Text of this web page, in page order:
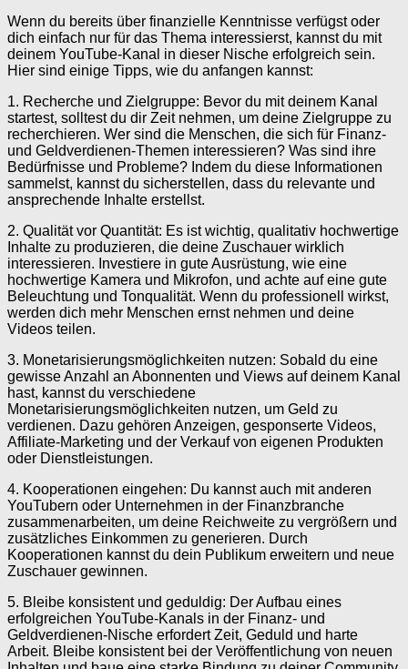
Wenn du bereits über finanzielle Kenntnisse verfügst oder
dich einfach nur für das Thema interessierst, kannst du mit
deinem YouTube-Kanal in dieser Nische erfolgreich sein.
Hier sind einige Tipps, wie du anfangen kannst:
1. Recherche und Zielgruppe: Bevor du mit deinem Kanal
startest, solltest du dir Zeit nehmen, um deine Zielgruppe zu
recherchieren. Wer sind die Menschen, die sich für Finanz-
und Geldverdienen-Themen interessieren? Was sind ihre
Bedürfnisse und Probleme? Indem du diese Informationen
sammelst, kannst du sicherstellen, dass du relevante und
ansprechende Inhalte erstellst.
2. Qualität vor Quantität: Es ist wichtig, qualitativ hochwertige
Inhalte zu produzieren, die deine Zuschauer wirklich
interessieren. Investiere in gute Ausrüstung, wie eine
hochwertige Kamera und Mikrofon, und achte auf eine gute
Beleuchtung und Tonqualität. Wenn du professionell wirkst,
werden dich mehr Menschen ernst nehmen und deine
Videos teilen.
3. Monetarisierungsmöglichkeiten nutzen: Sobald du eine
gewisse Anzahl an Abonnenten und Views auf deinem Kanal
hast, kannst du verschiedene
Monetarisierungsmöglichkeiten nutzen, um Geld zu
verdienen. Dazu gehören Anzeigen, gesponserte Videos,
Affiliate-Marketing und der Verkauf von eigenen Produkten
oder Dienstleistungen.
4. Kooperationen eingehen: Du kannst auch mit anderen
YouTubern oder Unternehmen in der Finanzbranche
zusammenarbeiten, um deine Reichweite zu vergrößern und
zusätzliches Einkommen zu generieren. Durch
Kooperationen kannst du dein Publikum erweitern und neue
Zuschauer gewinnen.
5. Bleibe konsistent und geduldig: Der Aufbau eines
erfolgreichen YouTube-Kanals in der Finanz- und
Geldverdienen-Nische erfordert Zeit, Geduld und harte
Arbeit. Bleibe konsistent bei der Veröffentlichung von neuen